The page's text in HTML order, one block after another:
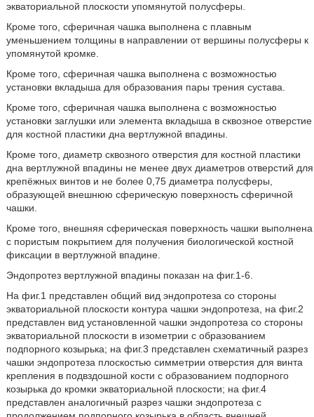
экваториальной плоскости упомянутой полусферы.
Кроме того, сферичная чашка выполнена с плавным
уменьшением толщины в направлении от вершины полусферы к
упомянутой кромке.
Кроме того, сферичная чашка выполнена с возможностью
установки вкладыша для образования пары трения сустава.
Кроме того, сферичная чашка выполнена с возможностью
установки заглушки или элемента вкладыша в сквозное отверстие
для костной пластики дна вертлужной впадины.
Кроме того, диаметр сквозного отверстия для костной пластики
дна вертлужной впадины не менее двух диаметров отверстий для
крепёжных винтов и не более 0,75 диаметра полусферы,
образующей внешнюю сферическую поверхность сферичной
чашки.
Кроме того, внешняя сферическая поверхность чашки выполнена
с пористым покрытием для получения биологической костной
фиксации в вертлужной впадине.
Эндопротез вертлужной впадины показан на фиг.1-6.
На фиг.1 представлен общий вид эндопротеза со стороны
экваториальной плоскости контура чашки эндопротеза, на фиг.2
представлен вид установленной чашки эндопротеза со стороны
экваториальной плоскости в изометрии с образованием
подпорного козырька; на фиг.3 представлен схематичный разрез
чашки эндопротеза плоскостью симметрии отверстия для винта
крепления в подвздошной кости с образованием подпорного
козырька до кромки экваториальной плоскости; на фиг.4
представлен аналогичный разрез чашки эндопротеза с